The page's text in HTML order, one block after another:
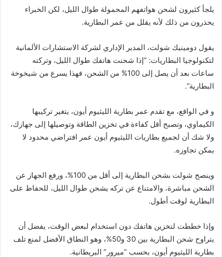
يلجأ كثيرون لشحن هواتفهم المحمولة طوال الليل، لكن الخبراء
يحذرون من ذلك لأنه يقلل من عمر البطارية.
يقول دومينيك شولت، المدير الإداري لشركة الاستشارات الألمانية
لتكنولوجيا البطاريات: “إذا شحنت هاتفك طوال الليل، وتركته
ساعات بعد أن يصل إلى 100% من الشحن، فهذا يسرع من شيخوخة
البطارية”.
و في الواقع، مع تقدم عمر بطارية الليثيوم أيون، يتغير تركيبها
الكيماوي، وتصبح أقل كفاءة في تخزين الطاقة وتوصيلها إلى جهازك،
ولا شك أن لجميع بطاريات الليثيوم أيون عمر افتراضي محدود لا
يمكن تجاوزه.
وينصح شولت بشحن البطارية إلى أقل من 100%، ورفع الجهاز عن
الشحن مباشرة، والامتناع عن تركه يشحن طوال الليل، للحفاظ على
البطارية لوقت أطول.
وإذا خططت لتخزين هاتفك دون استخدام لبعض الوقت، يفضل أن
يتراوح شحن البطارية بين 30 و50%، وهو النطاق الأفضل لمنع تلف
بطارية الليثيوم أيون، بحسب “ميرور” البريطانية.